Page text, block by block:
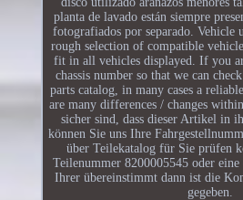
planta de lavado están siempre
fotografiados por separado. Vehicle
rough selection of compatible
fit in all vehicles displayed. If you
chassis number so that we can
parts catalog, in many cases a
are many differences / changes
sicher sind, dass dieser Artikel in
können Sie uns Ihre
über Teilekatalog für Sie prüfen
Teilenummer 8200005545 oder
Ihrer übereinstimmt dann ist die
gegeben.